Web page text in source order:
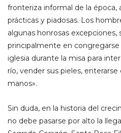
fronteriza informal de la época,
prácticas y piadosas. Los
algunas honrosas excepciones,
principalmente en
iglesia durante la misa para
río, vender sus pieles,
manos».
Sin duda, en la historia del
no debe pasarse por alto la